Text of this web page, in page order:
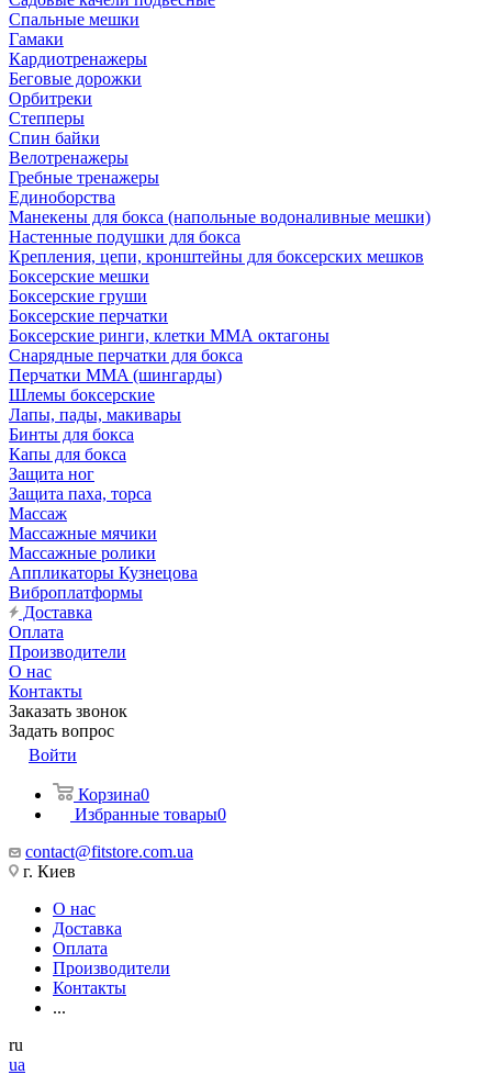
Спальные мешки
Гамаки
Кардиотренажеры
Беговые дорожки
Орбитреки
Степперы
Спин байки
Велотренажеры
Гребные тренажеры
Единоборства
Манекены для бокса (напольные водоналивные мешки)
Настенные подушки для бокса
Крепления, цепи, кронштейны для боксерских мешков
Боксерские мешки
Боксерские груши
Боксерские перчатки
Боксерские ринги, клетки ММА октагоны
Снарядные перчатки для бокса
Перчатки MMA (шингарды)
Шлемы боксерские
Лапы, пады, макивары
Бинты для бокса
Капы для бокса
Защита ног
Защита паха, торса
Массаж
Массажные мячики
Массажные ролики
Аппликаторы Кузнецова
Виброплатформы
Доставка
Оплата
Производители
О нас
Контакты
Заказать звонок
Задать вопрос
Войти
Корзина0
Избранные товары0
contact@fitstore.com.ua
г. Киев
О нас
Доставка
Оплата
Производители
Контакты
...
ru
ua